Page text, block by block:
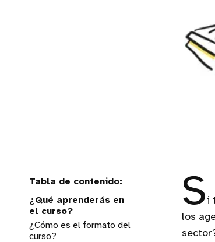
¿Qué aprenderás en
el curso?
¿Cómo es el formato del
curso?
S i
los